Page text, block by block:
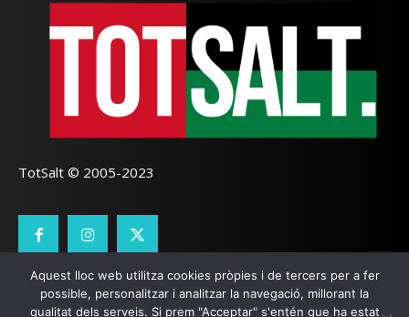
TotSalt © 2005-2023
CONTACTE TOTSALT AVÍS LEGAL GALETES
Aquest lloc web utilitza cookies pròpies i de tercers per a fer
possible, personalitzar i analitzar la navegació, millorant la
qualitat dels serveis. Si prem "Acceptar" s'entén que ha estat